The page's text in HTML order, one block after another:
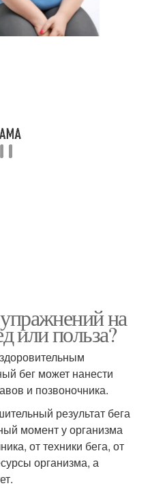
на
или польза?
бег может нанести
и позвоночника.
результат бега
момент у организма
от техники бега, от
организма, а